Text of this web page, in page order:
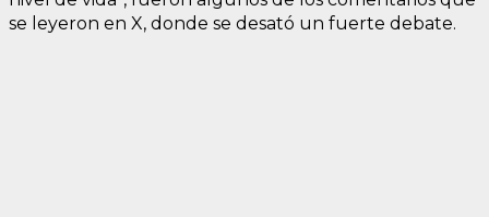
se leyeron en X, donde se desató un fuerte debate.